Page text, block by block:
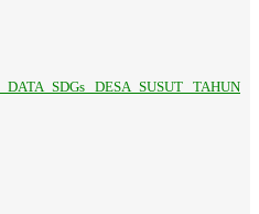
DATA SDGs DESA SUSUT TAHUN